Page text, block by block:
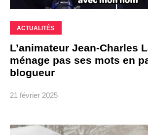
ACTUALITÉS
L’animateur Jean-Charles
ménage pas ses mots en
blogueur
21 février 2025